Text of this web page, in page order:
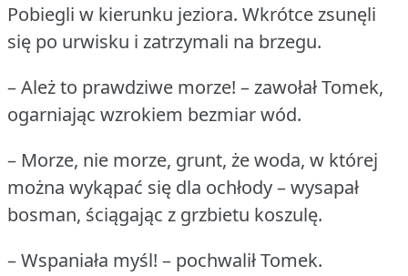
Pobiegli w kierunku jeziora. Wkrótce zsunęli
się po urwisku i zatrzymali na brzegu.
– Ależ to prawdziwe morze! – zawołał Tomek,
ogarniając wzrokiem bezmiar wód.
– Morze, nie morze, grunt, że woda, w której
można wykąpać się dla ochłody – wysapał
bosman, ściągając z grzbietu koszulę.
– Wspaniała myśl! – pochwalił Tomek.